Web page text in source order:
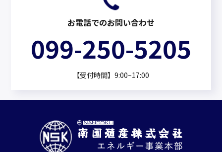
お電話でのお問い合わせ
099-250-5205
【受付時間】9:00~17:00